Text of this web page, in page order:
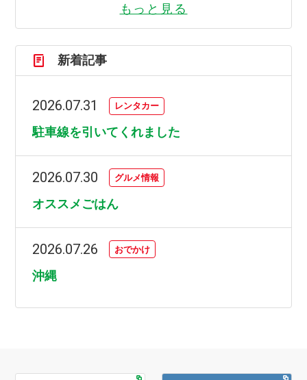
もっと見る
新着記事
2026.07.31 レンタカー
駐車線を引いてくれました
2026.07.30 グルメ情報
オススメごはん
2026.07.26 おでかけ
沖縄